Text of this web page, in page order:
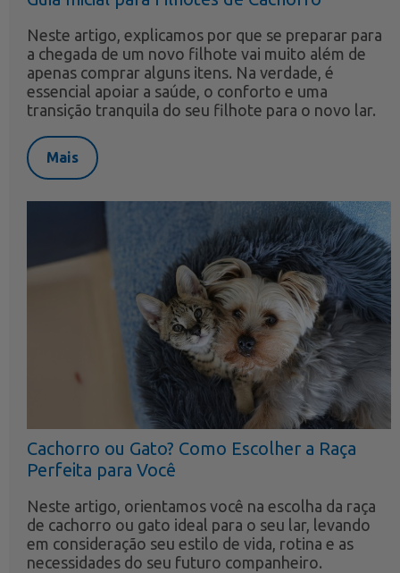
Neste artigo, explicamos por que se preparar para
a chegada de um novo filhote vai muito além de
apenas comprar alguns itens. Na verdade, é
essencial apoiar a saúde, o conforto e uma
transição tranquila do seu filhote para o novo lar.
Mais
Cachorro ou Gato? Como Escolher a Raça
Perfeita para Você
Neste artigo, orientamos você na escolha da raça
de cachorro ou gato ideal para o seu lar, levando
em consideração seu estilo de vida, rotina e as
necessidades do seu futuro companheiro.